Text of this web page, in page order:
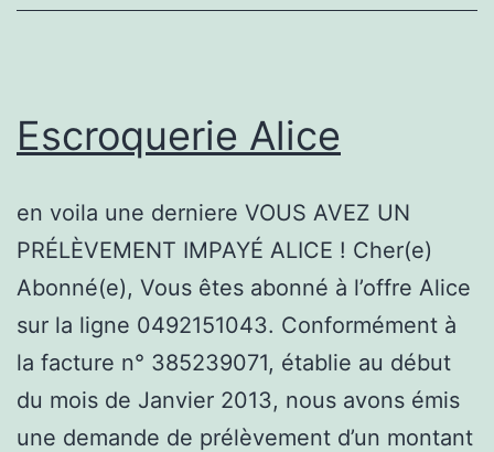
Escroquerie Alice
en voila une derniere VOUS AVEZ UN
PRÉLÈVEMENT IMPAYÉ ALICE ! Cher(e)
Abonné(e), Vous êtes abonné à l’offre Alice
sur la ligne 0492151043. Conformément à
la facture n° 385239071, établie au début
du mois de Janvier 2013, nous avons émis
une demande de prélèvement d’un montant